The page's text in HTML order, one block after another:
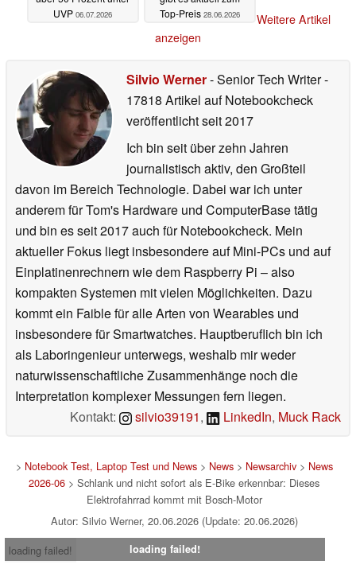
UVP 06.07.2026
Top-Preis 28.06.2026
Weitere Artikel
anzeigen
Silvio Werner- Senior Tech Writer-
17818 Artikel auf Notebookcheck
veröffentlichtseit 2017
Ich bin seit über zehn Jahren
journalistisch aktiv, den Großteil
davon im Bereich Technologie. Dabei war ich unter
anderem für Tom's Hardware und ComputerBase tätig
und bin es seit 2017 auch für Notebookcheck. Mein
aktueller Fokus liegt insbesondere auf Mini-PCs und auf
Einplatinenrechnern wie dem Raspberry Pi – also
kompakten Systemen mit vielen Möglichkeiten. Dazu
kommt ein Faible für alle Arten von Wearables und
insbesondere für Smartwatches. Hauptberuflich bin ich
als Laboringenieur unterwegs, weshalb mir weder
naturwissenschaftliche Zusammenhänge noch die
Interpretation komplexer Messungen fern liegen.
Kontakt:
silvio39191, LinkedIn, Muck Rack
> Notebook Test, Laptop Test und News> News> Newsarchiv> News
2026-06 > Schlank und nicht sofort als E-Bike erkennbar: Dieses
Elektrofahrrad kommt mit Bosch-Motor
Autor: Silvio Werner, 20.06.2026 (Update: 20.06.2026)
loading failed!
loading failed!